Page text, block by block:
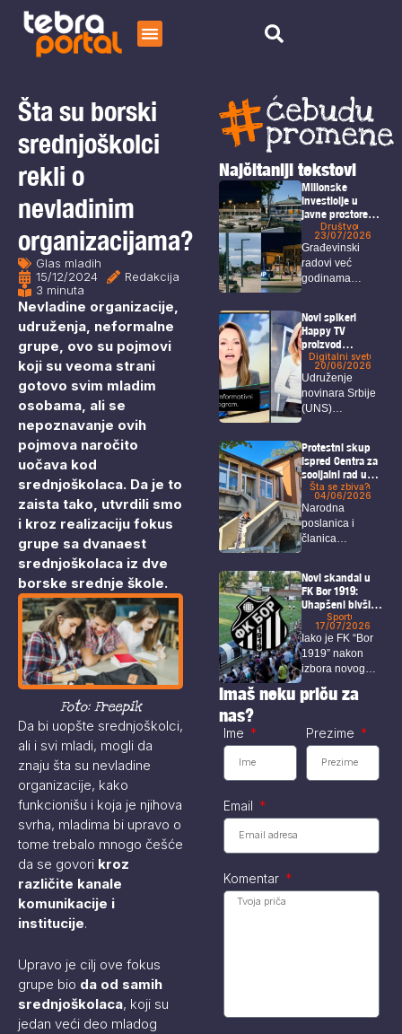
Čitaj
O nama
Šta su borski
srednjoškolci
rekli o
nevladinim
organizacijama?
Glas mladih
15/12/2024
Redakcija
3 minuta
Nevladine organizacije,
udruženja, neformalne
grupe, ovo su pojmovi
koji su veoma strani
gotovo svim mladim
osobama, ali se
nepoznavanje ovih
pojmova naročito
uočava kod
srednjoškolaca. Da je to
zaista tako, utvrdili smo
i kroz realizaciju fokus
grupe sa dvanaest
srednjoškolaca iz dve
borske srednje škole.
Foto: Freepik
Da bi uopšte srednjoškolci,
ali i svi mladi, mogli da
znaju šta su nevladine
organizacije, kako
funkcionišu i koja je njihova
svrha, mladima bi upravo o
tome trebalo mnogo češće
da se govori kroz
različite kanale
komunikacije i
institucije.
Upravo je cilj ove fokus
grupe bio da od samih
srednjoškolaca, koji su
jedan veći deo mladog
Najčitaniji tekstovi
Milionske
investicije u
javne prostore
koje Borani jedva
koriste
Društvo
23/07/2026
Građevinski
radovi već
godinama
sliku Bora, a
među...
Novi spikeri
Happy TV
proizvod
veštačke
inteligencije
Digitalni svet
20/06/2026
Udruženje
novinara Srbije
(UNS)
obavestila...
Protestni skup
ispred Centra za
socijalni rad u
Boru
Šta se zbiva?
04/06/2026
Narodna
poslanica i
članica
na društvenim...
Novi skandal u
FK Bor 1919:
Uhapšeni bivši
predsednik,
sekretar i igrači
Sport
17/07/2026
Iako je FK “Bor
1919” nakon
izbora novog
Imaš neku priču za
nas?
Ime Prezime
Email
Komentar